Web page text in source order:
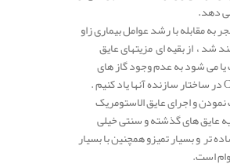
دهد.
به مقابله با رشد عوامل بیماری زاو
شد ، از بقیه ای مزیتهای عایق
یا می شود به عدم وجود گاز های
و اجرای عایق الاستومریک
عایق های گذشته و سنتی خیلی
تر و بسیار تمیزو همچنین با بسیار
است.